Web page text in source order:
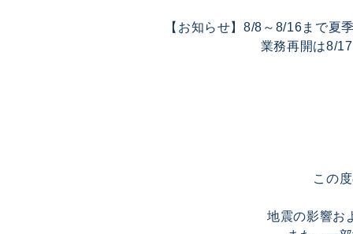
【お知らせ】8/8～8/16まで夏
業務再開は8/
この
地震の影響お